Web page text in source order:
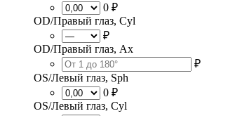
0 ₽
OD/Правый глаз, Cyl
₽
OD/Правый глаз, Ax
₽
OS/Левый глаз, Sph
0 ₽
OS/Левый глаз, Cyl